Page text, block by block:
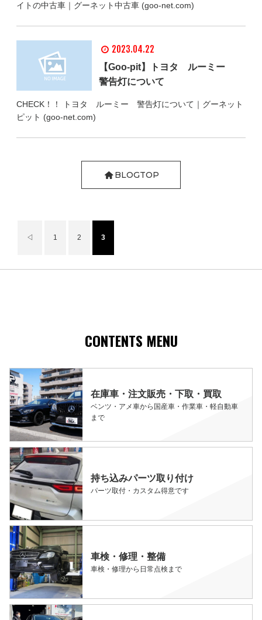
イトの中古車｜グーネット中古車 (goo-net.com)
2023.04.22
【Goo-pit】トヨタ ルーミー
警告灯について
CHECK！！ トヨタ ルーミー 警告灯について｜グーネット
ピット (goo-net.com)
BLOGTOP
◁ 1 2 3
CONTENTS MENU
在庫車・注文販売・下取・買取
ベンツ・アメ車から国産車・作業車・軽自動車
まで
持ち込みパーツ取り付け
パーツ取付・カスタム得意です
車検・修理・整備
車検・修理から日常点検まで